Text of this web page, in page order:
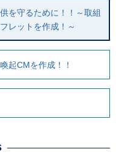
を守るために！！～取組
レットを作成！～
起CMを作成！！